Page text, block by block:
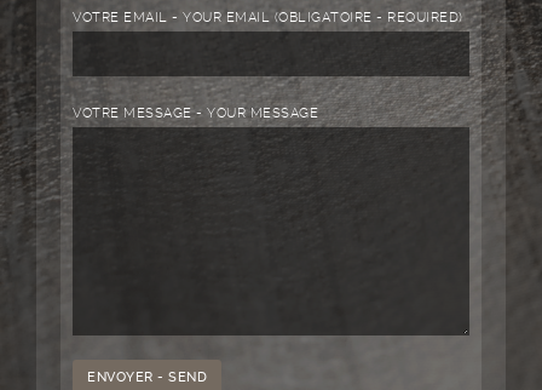
VOTRE EMAIL - YOUR EMAIL (OBLIGATOIRE - REQUIRED)
VOTRE MESSAGE - YOUR MESSAGE